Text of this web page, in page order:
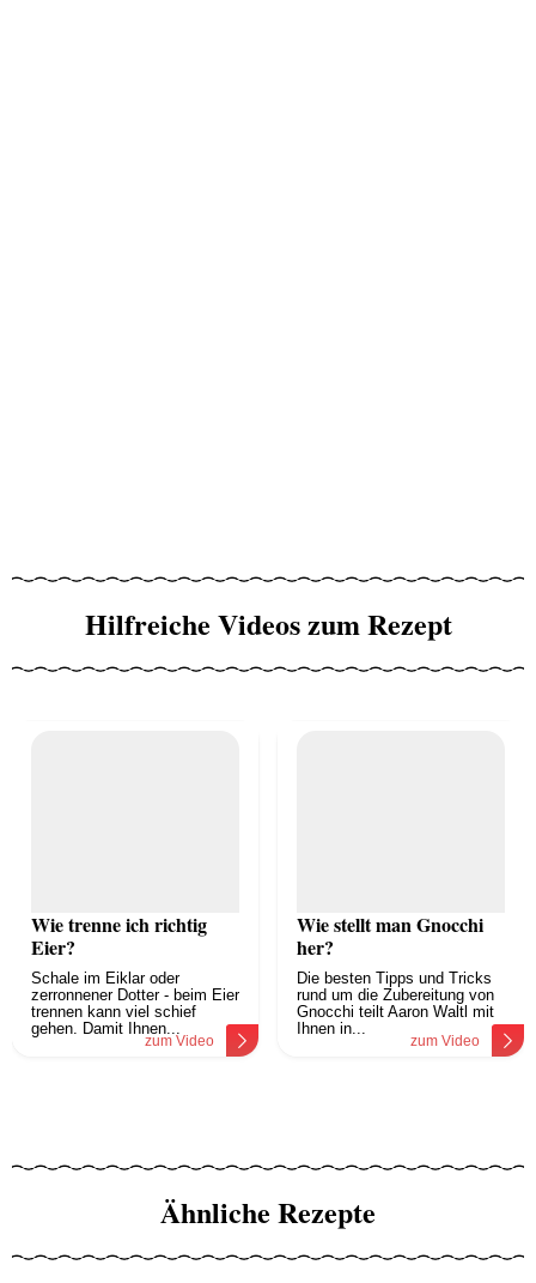
Hilfreiche Videos zum Rezept
Wie trenne ich richtig
Eier?
Schale im Eiklar oder
zerronnener Dotter - beim Eier
trennen kann viel schief
gehen. Damit Ihnen...
zum Video
Wie stellt man Gnocchi
her?
Die besten Tipps und Tricks
rund um die Zubereitung von
Gnocchi teilt Aaron Waltl mit
Ihnen in...
zum Video
Ähnliche Rezepte